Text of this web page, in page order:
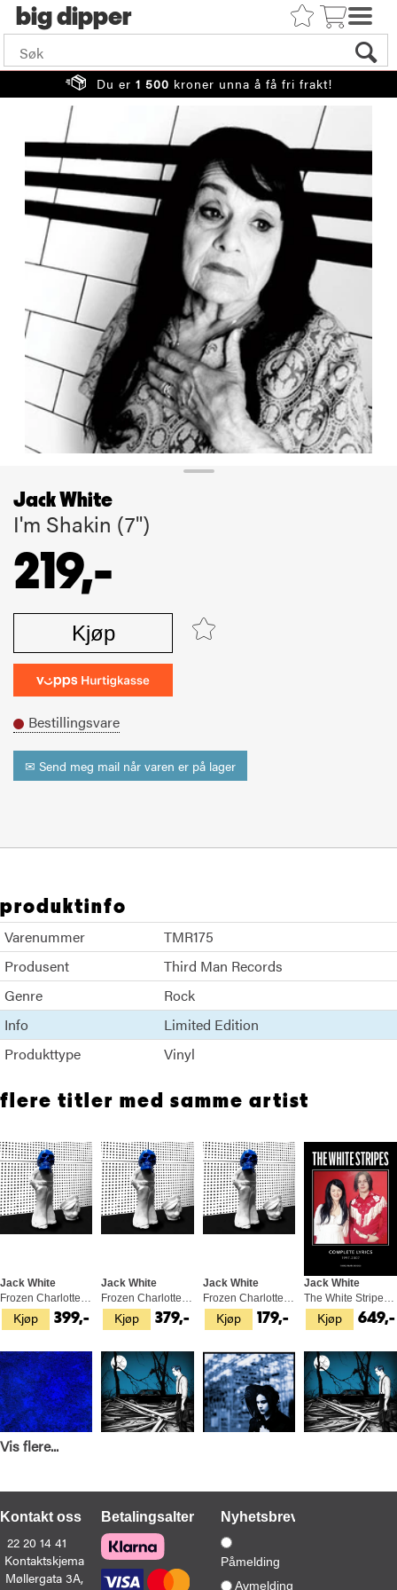
big
Du er 1 500 kroner unna å få fri frakt!
Jack White
I'm Shakin (7")
219,-
Kjøp
Bestillingsvare
✉ Send meg mail når varen er på lager
produktinfo
Varenummer
TMR175
Produsent
Third Man Records
Genre
Rock
Info
Limited Edition
Produkttype
Vinyl
flere titler med samme artist
Kjøp
Jack White
Frozen Charlotte - LTD (LP)
399,- Kjøp
Jack White
Frozen Charlotte (LP)
379,- Kjøp
Jack White
Frozen Charlotte (CD)
179,- Kjøp
Jack White
The White Stripes: Complete Lyrics…(BOK)
649,-
Jack White
Vis flere...
Kontakt oss
22 20 14 41
Kontaktskjema
Møllergata 3A,
BetalingsalternativerNyhetsbrev
Påmelding
Avmelding